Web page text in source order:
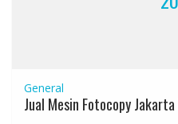
General
Jual Mesin Fotocopy